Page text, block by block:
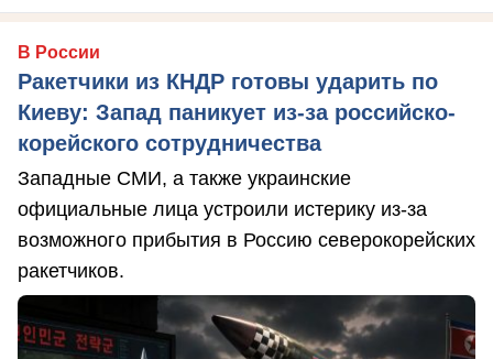
В России
Ракетчики из КНДР готовы ударить по
Киеву: Запад паникует из-за российско-
корейского сотрудничества
Западные СМИ, а также украинские
официальные лица устроили истерику из-за
возможного прибытия в Россию северокорейских
ракетчиков.